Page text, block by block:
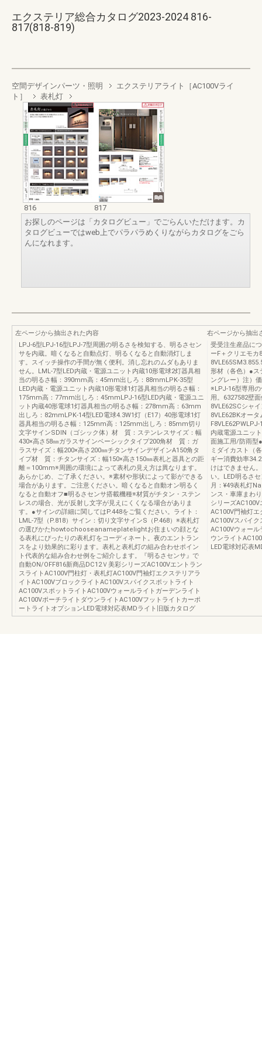
エクステリア総合カタログ2023-2024 816-
817(818-819)
空間デザインパーツ・照明
エクステリアライト［AC100Vライ
ト］
表札灯
816
817
お探しのページは「カタログビュー」でごらんいただけます。カ
タログビューではweb上でパラパラめくりながらカタログをごら
んになれます。
左ページから抽出された内容
LPJ-6型LPJ-16型LPJ-7型周囲の明るさを検知する、明るさセン
サを内蔵。暗くなると自動点灯、明るくなると自動消灯しま
す。スイッチ操作の手間が無く便利。消し忘れのムダもありま
せん。LML-7型LED内蔵・電源ユニット内蔵10形電球2灯器具相
当の明るさ幅：390mm高：45mm出しろ：88mmLPK-35型
LED内蔵・電源ユニット内蔵10形電球1灯器具相当の明るさ幅：
175mm高：77mm出しろ：45mmLPJ-16型LED内蔵・電源ユニ
ット内蔵40形電球1灯器具相当の明るさ幅：278mm高：63mm
出しろ：82mmLPK-14型LED電球4.3W1灯（E17）40形電球1灯
器具相当の明るさ幅：125mm高：125mm出しろ：85mm切り
文字サインSDIN（ゴシック体）材 質：ステンレスサイズ：幅
430×高さ58㎜ガラスサインベーシックタイプ200角材 質：ガ
ラスサイズ：幅200×高さ200㎜チタンサインデザインA150角タ
イプ材 質：チタンサイズ：幅150×高さ150㎜表札と器具との距
離＝100mm※周囲の環境によって表札の見え方は異なります。
あらかじめ、ご了承ください。※素材や形状によって影ができる
場合があります。ご注意ください。暗くなると自動オン明るく
なると自動オフ■明るさセンサ搭載機種※材質がチタン・ステン
レスの場合、光が反射し文字が見えにくくなる場合がありま
す。●サインの詳細に関してはP.448をご覧ください。ライト：
LML-7型（P.818）サイン：切り文字サインS（P.468）※表札灯
の選びかたhowtochooseanameplatelightお住まいの顔とな
る表札にぴったりの表札灯をコーディネート。夜のエントラン
スをより効果的に彩ります。表札と表札灯の組み合わせポイン
ト代表的な組み合わせ例をご紹介します。『明るさセンサ』で
自動ON/OFF816新商品DC12Ｖ美彩シリーズAC100Vエントラン
スライトAC100V門柱灯・表札灯AC100V門袖灯エクステリアラ
イトAC100VブロックライトAC100Vスパイクスポットライト
AC100VスポットライトAC100Vウォールライトガーデンライト
AC100VポーチライトダウンライトAC100Vフットライトカーポ
ートライトオプションLED電球対応表MDライト旧版カタログ
右ページから抽出
受受注生産品に
ーF＋クリエモカ
形材（各色）●ス
ングレー）注）
※LPJ-16型専用
用。6327582壁
8VLE62SCシャ
8VLE62BKオー
内蔵電源ユニッ
面施工用/防雨型
ミダイカスト（
ギー消費効率
けはできません
い。LED明るさ
月：¥49表札灯
ンス・車庫まわ
シリーズ
AC100V門袖灯
AC100Vスパイ
AC100Vウォー
ウンライト
LED電球対応表